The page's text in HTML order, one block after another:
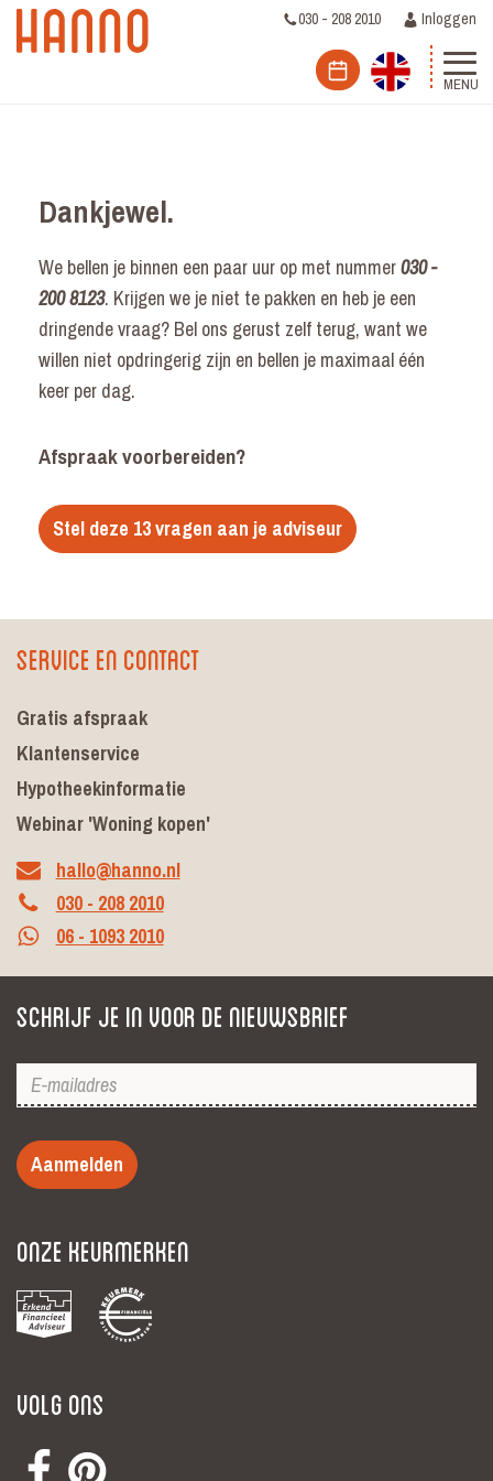
030 - 208 2010 Inloggen
MENU
Dankjewel.
We bellen je binnen een paar uur op met nummer030 -
200 8123. Krijgen we je niet te pakken en heb je een
dringende vraag? Bel ons gerust zelf terug, want we
willen niet opdringerig zijn en bellen je maximaal één
keer per dag.
Afspraak voorbereiden?
Stel deze 13 vragen aan je adviseur
Service en contact
Gratis afspraak
Klantenservice
Hypotheekinformatie
Webinar 'Woning kopen'
hallo@hanno.nl
030 - 208 2010
06 - 1093 2010
Schrijf je in voor de nieuwsbrief
Aanmelden
Onze keurmerken
Volg ons